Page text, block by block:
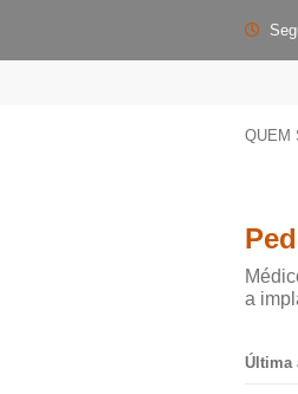
a
Última